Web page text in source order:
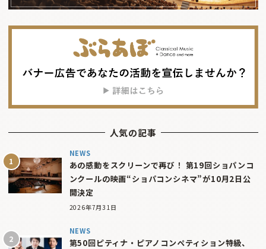
人気の記事
NEWS
あの感動をスクリーンで再び！ 第19回ショパンコ
ンクールの映画“ショパコンシネマ”が10月2日公
開決定
2026年7月31日
NEWS
第50回ピティナ・ピアノコンペティション特級、